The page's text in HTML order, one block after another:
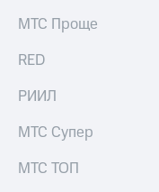
и
Программа
приобретения
Порядок
выкупа
МТС Проще
RED
РИИЛ
МТС Супер
МТС ТОП